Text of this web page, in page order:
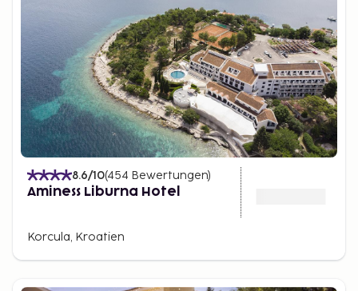
8.6/10(454 Bewertungen)
Aminess Liburna Hotel
Korcula, Kroatien